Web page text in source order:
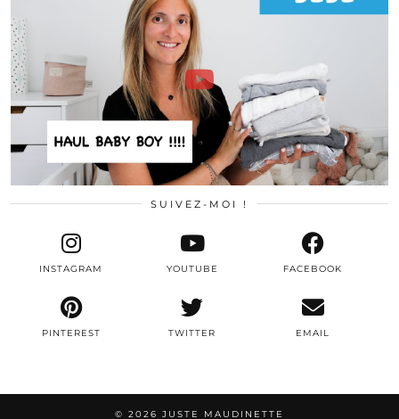
SUIVEZ-MOI !
TWITTER
INSTAGRAM FACEBOOK
PINTEREST
YOUTUBE
EMAIL
© 2026 JUSTE MAUDINETTE